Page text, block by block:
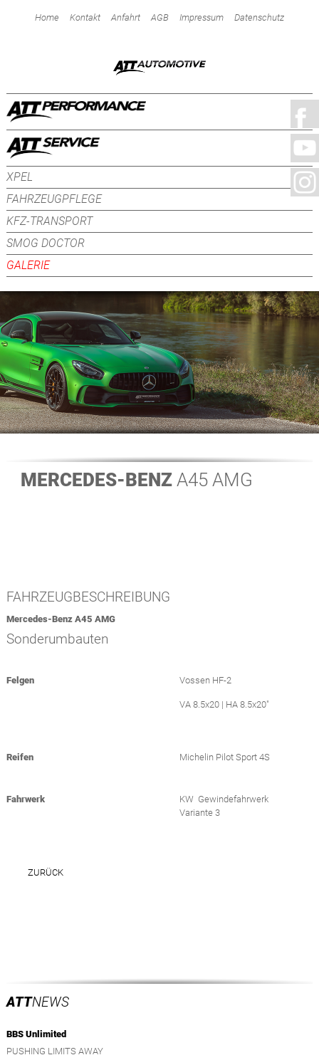
Home Kontakt Anfahrt AGB Impressum Datenschutz
XPEL
FAHRZEUGPFLEGE
KFZ-TRANSPORT
SMOG DOCTOR
GALERIE
MERCEDES-BENZA45 AMG
FAHRZEUGBESCHREIBUNG
Mercedes-Benz A45 AMG
Sonderumbauten
Felgen Vossen HF-2
VA 8.5x20 | HA 8.5x20"
Reifen Michelin Pilot Sport 4S
Fahrwerk
KW Gewindefahrwerk
Variante 3
ZURÜCK
ATTNEWS
BBS Unlimited
PUSHING LIMITS AWAY